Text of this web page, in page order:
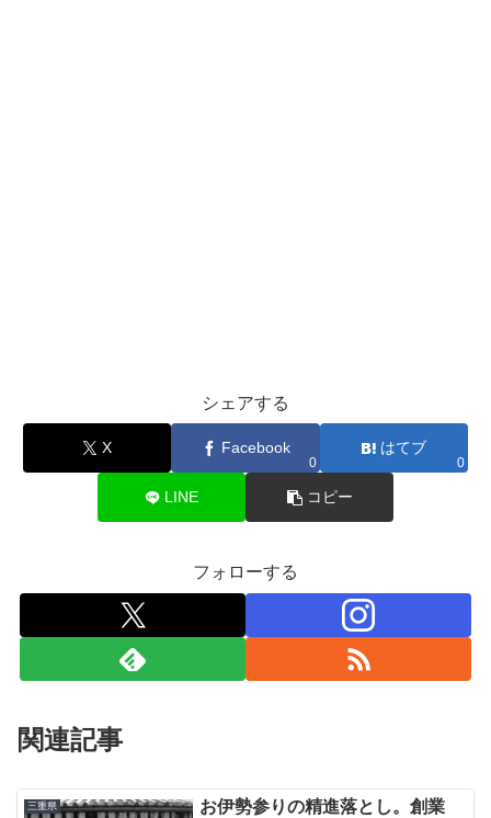
シェアする
X Facebook
0
はてブ
0
LINE コピー
フォローする
関連記事
三重県
お伊勢参りの精進落とし。創業